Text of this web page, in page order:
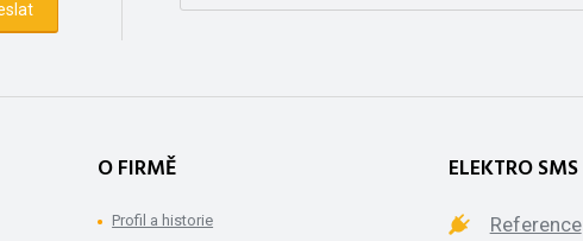
O FIRMĚ
Profil a historie
ELEKTRO SMS
Reference